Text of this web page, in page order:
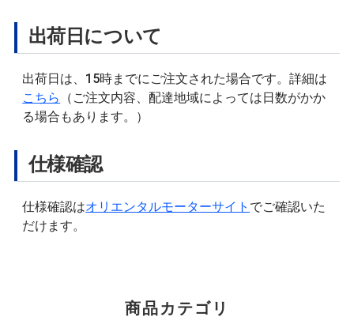
出荷日について
出荷日は、15時までにご注文された場合です。詳細は
こちら
（ご注文内容、配達地域によっては日数がかか
る場合もあります。）
仕様確認
仕様確認はオリエンタルモーターサイト でご確認いた
だけます。
商品カテゴリ